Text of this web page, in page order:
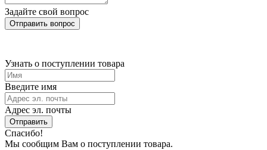
Задайте свой вопрос
Отправить вопрос
Узнать о поступлении товара
Введите имя
Адрес эл. почты
Отправить
Спасибо!
Мы сообщим Вам о поступлении товара.